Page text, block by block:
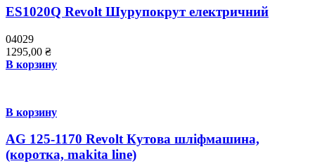
ES1020Q Revolt Шурупокрут електричний
04029
1295,00 ₴
В корзину
В корзину
AG 125-1170 Revolt Кутова шліфмашина,
(коротка, makita line)